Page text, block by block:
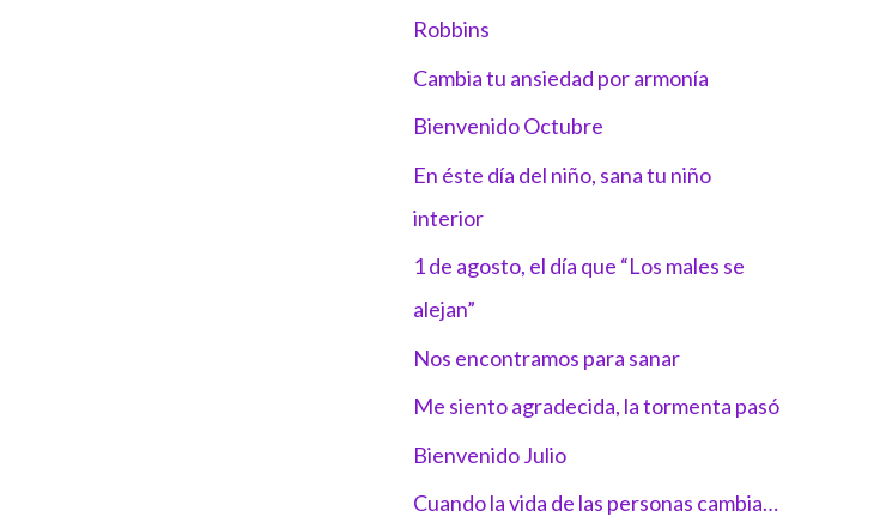
Robbins
Cambia tu ansiedad por armonía
Bienvenido Octubre
En éste día del niño, sana tu niño
interior
1 de agosto, el día que “Los males se
alejan”
Nos encontramos para sanar
Me siento agradecida, la tormenta pasó
Bienvenido Julio
Cuando la vida de las personas cambia…